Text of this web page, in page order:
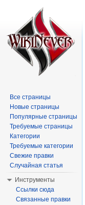
Все страницы
Новые страницы
Популярные страницы
Требуемые страницы
Категории
Требуемые категории
Свежие правки
Случайная статья
Инструменты
Ссылки сюда
Связанные правки